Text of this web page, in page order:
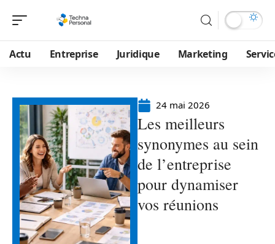
Actu Entreprise Juridique Marketing
24 mai 2026
Les meilleurs
synonymes au sein
de l’entreprise
pour dynamiser
vos réunions